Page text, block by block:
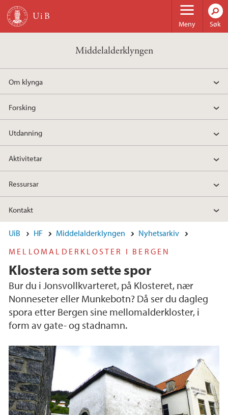
Hopp til hovedinnhold
Meny Søk
Middelalderklyngen
Om klynga
Forsking
Utdanning
Aktivitetar
Ressursar
Kontakt
UiB HF Middelalderklyngen
Nyhetsarkiv
MELLOMALDERKLOSTER I BERGEN
Klostera som sette spor
Bur du i Jonsvollkvarteret, på Klosteret, nær
Nonneseter eller Munkebotn? Då ser du dagleg
spora etter Bergen sine mellomalderkloster, i
form av gate- og stadnamn.